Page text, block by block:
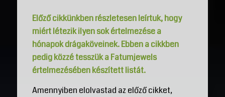
Előző cikkünkben részletesen leírtuk, hogy
miért létezik ilyen sok értelmezése a
hónapok drágaköveinek. Ebben a cikkben
pedig közzé tesszük a Fatumjewels
értelmezésében készített listát.
Amennyiben elolvastad az előző cikket,